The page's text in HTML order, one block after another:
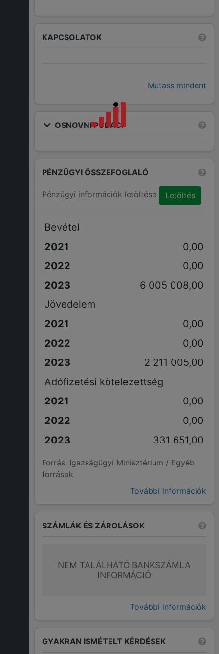
KAPCSOLATOK
Mutass mindent
OSNOVNI PODACI
PÉNZÜGYI ÖSSZEFOGLALÓ
Pénzügyi információk letöltése Letöltés
Bevétel
0,00
0,00
6 005 008,00
Jövedelem
0,00
0,00
2 211 005,00
Adófizetési kötelezettség
0,00
0,00
331 651,00
Forrás: Igazságügyi Minisztérium / Egyéb
források
További információk
SZÁMLÁK ÉS ZÁROLÁSOK
NEM TALÁLHATÓ BANKSZÁMLA
INFORMÁCIÓ
További információk
GYAKRAN ISMÉTELT KÉRDÉSEK